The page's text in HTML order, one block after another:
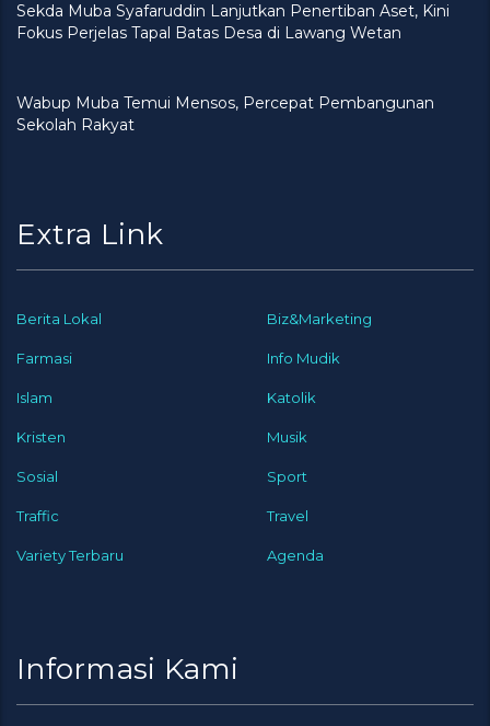
Sekda Muba Syafaruddin Lanjutkan Penertiban Aset, Kini
Fokus Perjelas Tapal Batas Desa di Lawang Wetan
Wabup Muba Temui Mensos, Percepat Pembangunan
Sekolah Rakyat
Extra Link
Berita Lokal Biz&Marketing
Farmasi Info Mudik
Islam Katolik
Kristen Musik
Sosial Sport
Traffic Travel
Variety Terbaru Agenda
Informasi Kami